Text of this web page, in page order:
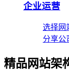
企业运营
选择网
分享公
精品网站架